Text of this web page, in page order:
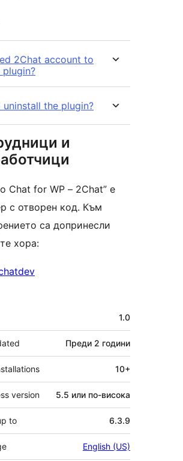
2Chat account to
plugin?
the plugin?
и
Chat for WP – 2Chat” е
с отворен код. Към
са допринесли
хора:
1.0
Преди 2 години
10+
version 5.5 или по-висока
to 6.3.9
English (US)